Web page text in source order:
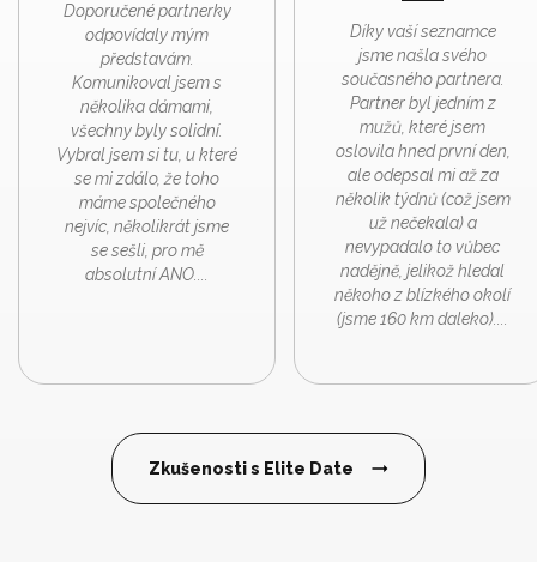
Doporučené partnerky
odpovídaly mým
představám.
Komunikoval jsem s
několika dámami,
všechny byly solidní.
Vybral jsem si tu, u které
se mi zdálo, že toho
máme společného
nejvíc, několikrát jsme
se sešli, pro mě
absolutní ANO....
Díky vaší seznamce
jsme našla svého
současného partnera.
Partner byl jedním z
mužů, které jsem
oslovila hned první den,
ale odepsal mi až za
několik týdnů (což jsem
už nečekala) a
nevypadalo to vůbec
nadějně, jelikož hledal
někoho z blízkého okolí
(jsme 160 km daleko)....
Zkušenosti s Elite Date